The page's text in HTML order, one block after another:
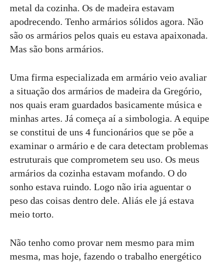
metal da cozinha. Os de madeira estavam
apodrecendo. Tenho armários sólidos agora. Não
são os armários pelos quais eu estava apaixonada.
Mas são bons armários.
Uma firma especializada em armário veio avaliar
a situação dos armários de madeira da Gregório,
nos quais eram guardados basicamente música e
minhas artes. Já começa aí a simbologia. A equipe
se constitui de uns 4 funcionários que se põe a
examinar o armário e de cara detectam problemas
estruturais que comprometem seu uso. Os meus
armários da cozinha estavam mofando. O do
sonho estava ruindo. Logo não iria aguentar o
peso das coisas dentro dele. Aliás ele já estava
meio torto.
Não tenho como provar nem mesmo para mim
mesma, mas hoje, fazendo o trabalho energético